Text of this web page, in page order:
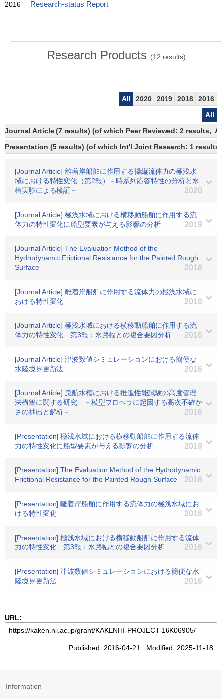
2016 Research-status Report
Research Products (12 results)
All 2020 2019 2018
2016
All
Journal Article (7 results) (of which Peer Reviewed: 2 results,
Presentation (5 results) (of which Int'l Joint Research: 1 results)
[Journal Article] 離着岸船舶に作用する操縦流体力の極浅水
域における特性変化（第2報）－時系列応答特性の分析と水
槽実験による検証－
2020
[Journal Article] 極浅水域における横移動船舶に作用する流
体力の特性変化に船型要素が与える影響の分析
2019
[Journal Article] The Evaluation Method of the
Hydrodynamic Frictional Resistance for the Painted Rough
Surface
2018
[Journal Article] 離着岸船舶に作用する流体力の極浅水域に
おける特性変化
2016
[Journal Article] 極浅水域における横移動船舶に作用する流
体力の特性変化 第3報：水路幅との複合要因分析
2016
[Journal Article] 津波数値シミュレーションにおける簡便な
水陸境界更新法
2016
[Journal Article] 曳航水槽における推進性能試験の高度管理
法構築に関する研究 －模型プロペラに起因する高次不確か
さの抽出と解析－
2016
[Presentation] 極浅水域における横移動船舶に作用する流体
力の特性変化に船型要素が与える影響の分析
2019
[Presentation] The Evaluation Method of the Hydrodynamic
Frictional Resistance for the Painted Rough Surface
2018
[Presentation] 離着岸船舶に作用する流体力の極浅水域にお
ける特性変化
2016
[Presentation] 極浅水域における横移動船舶に作用する流体
力の特性変化 第3報：水路幅との複合要因分析
2016
[Presentation] 津波数値シミュレーションにおける簡便な水
陸境界更新法
2016
URL:
Published: 2016-04-21 Modified: 2025-11-18
Information